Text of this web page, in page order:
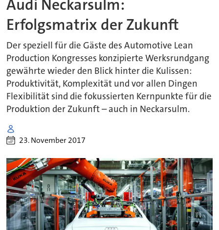
Audi Neckarsulm:
Erfolgsmatrix der Zukunft
Der speziell für die Gäste des Automotive Lean
Production Kongresses konzipierte Werksrundgang
gewährte wieder den Blick hinter die Kulissen:
Produktivität, Komplexität und vor allen Dingen
Flexibilität sind die fokussierten Kernpunkte für die
Produktion der Zukunft – auch in Neckarsulm.
23. November 2017